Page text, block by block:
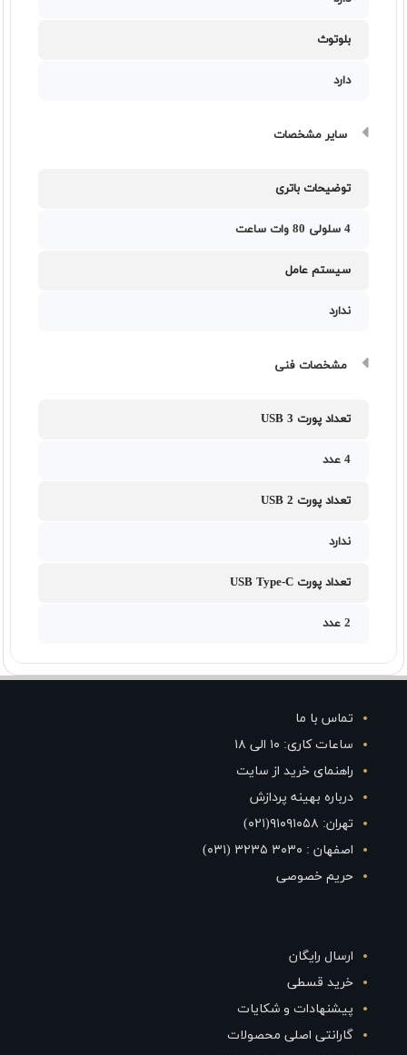
بلوتوث
دارد
سایر مشخصات
توضیحات باتری
4 سلولی 80 وات ساعت
سیستم عامل
ندارد
مشخصات فنی
تعداد پورت USB 3
4 عدد
تعداد پورت USB 2
ندارد
تعداد پورت USB Type-C
2 عدد
تماس با ما
ساعات کاری: ۱۰ الی ۱۸
راهنمای خرید از سایت
درباره بهینه پردازش
تهران: ۹۱۰۹۱۰۵۸(۰۲۱)
اصفهان : ۳۰۳۰ ۳۲۳۵ (۰۳۱)
حریم خصوصی
ارسال رایگان
خرید قسطی
پیشنهادات و شکایات
گارانتی اصلی محصولات